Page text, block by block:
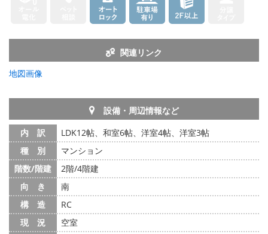
関連リンク
地図画像
設備・周辺情報など
内 訳
LDK12帖、和室6帖、洋室4帖、洋室3帖
種 別
マンション
階数/階建
2階/4階建
向 き
南
構 造
RC
現 況
空室